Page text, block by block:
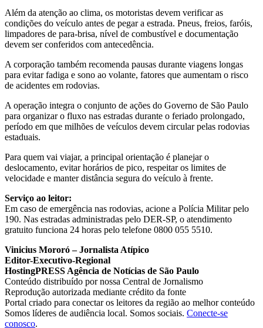
Além da atenção ao clima, os motoristas devem verificar as
condições do veículo antes de pegar a estrada. Pneus, freios, faróis,
limpadores de para-brisa, nível de combustível e documentação
devem ser conferidos com antecedência.
A corporação também recomenda pausas durante viagens longas
para evitar fadiga e sono ao volante, fatores que aumentam o risco
de acidentes em rodovias.
A operação integra o conjunto de ações do Governo de São Paulo
para organizar o fluxo nas estradas durante o feriado prolongado,
período em que milhões de veículos devem circular pelas rodovias
estaduais.
Para quem vai viajar, a principal orientação é planejar o
deslocamento, evitar horários de pico, respeitar os limites de
velocidade e manter distância segura do veículo à frente.
Serviço ao leitor:
Em caso de emergência nas rodovias, acione a Polícia Militar pelo
190. Nas estradas administradas pelo DER-SP, o atendimento
gratuito funciona 24 horas pelo telefone 0800 055 5510.
Vinicius Mororó – Jornalista Atípico
Editor-Executivo-Regional
HostingPRESS Agência de Notícias de São Paulo
Conteúdo distribuído por nossa Central de Jornalismo
Reprodução autorizada mediante crédito da fonte
Portal criado para conectar os leitores da região ao melhor conteúdo
Somos líderes de audiência local. Somos sociais. Conecte-se
conosco.